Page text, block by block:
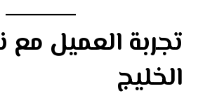
تجربة العميل مع
الخليج